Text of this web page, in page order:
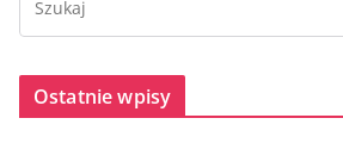
Ostatnie wpisy